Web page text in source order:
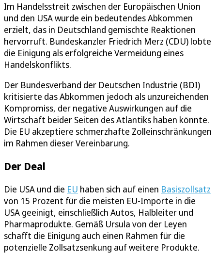
Im Handelsstreit zwischen der Europäischen Union
und den USA wurde ein bedeutendes Abkommen
erzielt, das in Deutschland gemischte Reaktionen
hervorruft. Bundeskanzler Friedrich Merz (CDU) lobte
die Einigung als erfolgreiche Vermeidung eines
Handelskonflikts.
Der Bundesverband der Deutschen Industrie (BDI)
kritisierte das Abkommen jedoch als unzureichenden
Kompromiss, der negative Auswirkungen auf die
Wirtschaft beider Seiten des Atlantiks haben könnte.
Die EU akzeptiere schmerzhafte Zolleinschränkungen
im Rahmen dieser Vereinbarung.
Der Deal
Die USA und die EU haben sich auf einen Basiszollsatz
von 15 Prozent für die meisten EU-Importe in die
USA geeinigt, einschließlich Autos, Halbleiter und
Pharmaprodukte. Gemäß Ursula von der Leyen
schafft die Einigung auch einen Rahmen für die
potenzielle Zollsatzsenkung auf weitere Produkte.